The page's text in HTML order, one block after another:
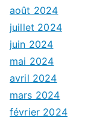
août 2024
juillet 2024
juin 2024
mai 2024
avril 2024
mars 2024
février 2024